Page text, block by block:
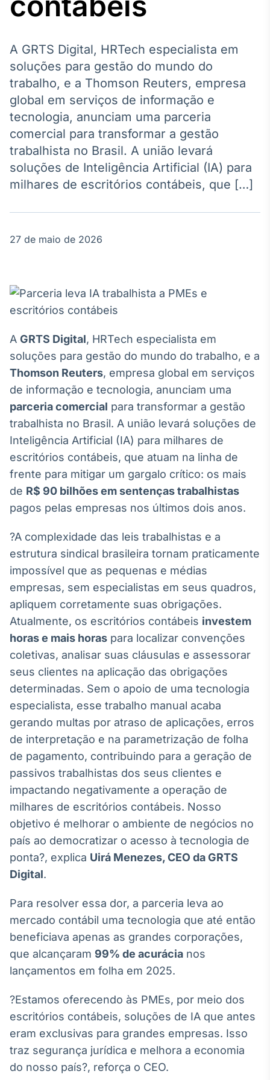
Broadcast
Político
Os bastidores da
política em
Broadcast
O setor de
e Conteúdos
Broadcast
OTC
Plataforma para
negociação de
ativos
Broadcast
Datafeed
APIs para
integração de
conteúdos e
Broadcast
Cotações e
headlines de
notícias
Broadcast
Widgets
Componentes
para conteúdos e
funcionalidades
Broadcast
Wallboard
Conteúdos e
dados para
displays e telas
Broadcast
conteúdos
Soluções de
Broadcast
Radar
Monitoramento
inteligente de
notícias e
conteúdos
Broadcast
Fundos
A melhor
plataforma para
analisar fundos
de investimento
A GRTS Digital, HRTech especialista em
soluções para gestão do mundo do
trabalho, e a Thomson Reuters, empresa
global em serviços de informação e
tecnologia, anunciam uma parceria
comercial para transformar a gestão
trabalhista no Brasil. A união levará
soluções de Inteligência Artificial (IA) para
milhares de escritórios contábeis, que […]
27 de maio de 2026
A GRTS Digital, HRTech especialista em
soluções para gestão do mundo do trabalho, e a
Thomson Reuters, empresa global em serviços
de informação e tecnologia, anunciam uma
parceria comercial para transformar a gestão
trabalhista no Brasil. A união levará soluções de
Inteligência Artificial (IA) para milhares de
escritórios contábeis, que atuam na linha de
frente para mitigar um gargalo crítico: os mais
de R$ 90 bilhões em sentenças trabalhistas
pagos pelas empresas nos últimos dois anos.
?A complexidade das leis trabalhistas e a
estrutura sindical brasileira tornam praticamente
impossível que as pequenas e médias
empresas, sem especialistas em seus quadros,
apliquem corretamente suas obrigações.
Atualmente, os escritórios contábeis investem
horas e mais horas para localizar convenções
coletivas, analisar suas cláusulas e assessorar
seus clientes na aplicação das obrigações
determinadas. Sem o apoio de uma tecnologia
especialista, esse trabalho manual acaba
gerando multas por atraso de aplicações, erros
de interpretação e na parametrização de folha
de pagamento, contribuindo para a geração de
passivos trabalhistas dos seus clientes e
impactando negativamente a operação de
milhares de escritórios contábeis. Nosso
objetivo é melhorar o ambiente de negócios no
país ao democratizar o acesso à tecnologia de
ponta?, explica Uirá Menezes, CEO da GRTS
Digital.
Para resolver essa dor, a parceria leva ao
mercado contábil uma tecnologia que até então
beneficiava apenas as grandes corporações,
que alcançaram 99% de acurácia nos
lançamentos em folha em 2025.
?Estamos oferecendo às PMEs, por meio dos
escritórios contábeis, soluções de IA que antes
eram exclusivas para grandes empresas. Isso
traz segurança jurídica e melhora a economia
do nosso país?, reforça o CEO.